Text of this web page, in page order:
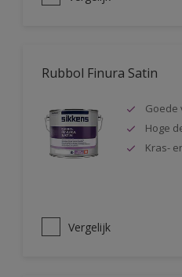
Rubbol Finura Satin
Goede
Hoge
Kras-
Vergelijk